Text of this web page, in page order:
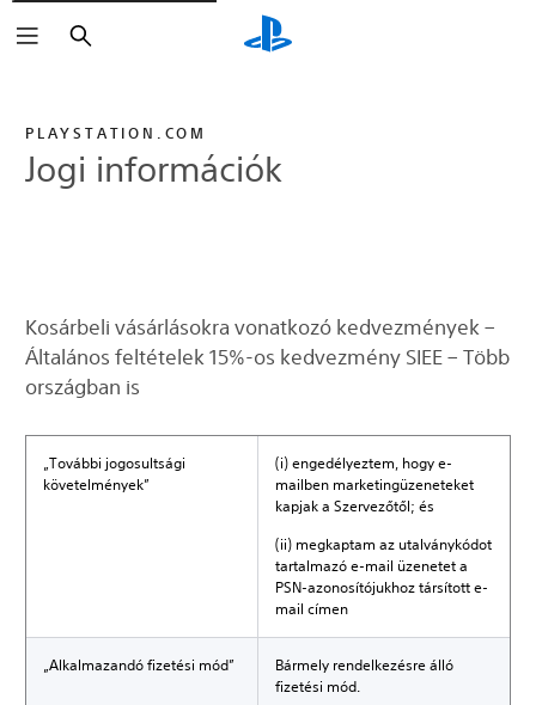
Keresés
PLAYSTATION.COM
Jogi információk
Kosárbeli vásárlásokra vonatkozó kedvezmények –
Általános feltételek 15%-os kedvezmény SIEE – Több
országban is
„További jogosultsági
követelmények”
(i) engedélyeztem, hogy e-
mailben marketingüzeneteket
kapjak a Szervezőtől; és
(ii) megkaptam az utalványkódot
tartalmazó e-mail üzenetet a
PSN-azonosítójukhoz társított e-
mail címen
„Alkalmazandó fizetési mód”
Bármely rendelkezésre álló
fizetési mód.